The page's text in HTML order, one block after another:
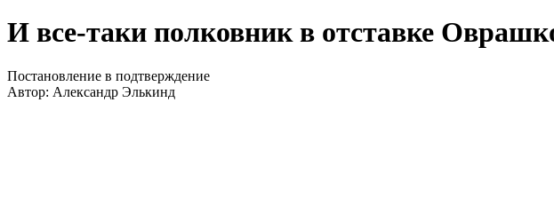
И все-таки полковник в отставке
Постановление в подтверждение
Автор: Александр Элькинд